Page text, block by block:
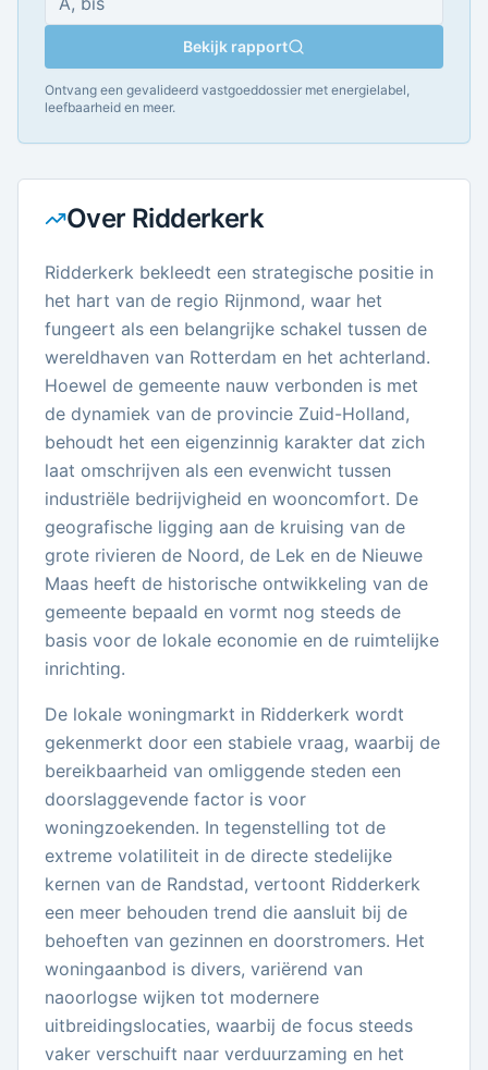
Bekijk rapport
Ontvang een gevalideerd vastgoeddossier met energielabel,
leefbaarheid en meer.
Over Ridderkerk
Ridderkerk bekleedt een strategische positie in
het hart van de regio Rijnmond, waar het
fungeert als een belangrijke schakel tussen de
wereldhaven van Rotterdam en het achterland.
Hoewel de gemeente nauw verbonden is met
de dynamiek van de provincie Zuid-Holland,
behoudt het een eigenzinnig karakter dat zich
laat omschrijven als een evenwicht tussen
industriële bedrijvigheid en wooncomfort. De
geografische ligging aan de kruising van de
grote rivieren de Noord, de Lek en de Nieuwe
Maas heeft de historische ontwikkeling van de
gemeente bepaald en vormt nog steeds de
basis voor de lokale economie en de ruimtelijke
inrichting.
De lokale woningmarkt in Ridderkerk wordt
gekenmerkt door een stabiele vraag, waarbij de
bereikbaarheid van omliggende steden een
doorslaggevende factor is voor
woningzoekenden. In tegenstelling tot de
extreme volatiliteit in de directe stedelijke
kernen van de Randstad, vertoont Ridderkerk
een meer behouden trend die aansluit bij de
behoeften van gezinnen en doorstromers. Het
woningaanbod is divers, variërend van
naoorlogse wijken tot modernere
uitbreidingslocaties, waarbij de focus steeds
vaker verschuift naar verduurzaming en het